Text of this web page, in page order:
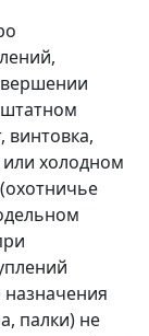
винтовка,
холодном
назначения
палки) не